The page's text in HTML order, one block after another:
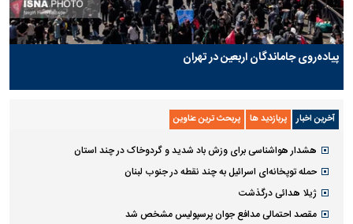
پیاده‌روی جاماندگان اربعین در تهران
آخرین اخبار پربازدید ها پربحث ترین عناوین
هشدار هواشناسی برای وزش باد شدید و گردوخاک در چند استان
حمله توپخانه‌ای اسرائیل به چند نقطه در جنوب لبنان
ژیلا هدائی درگذشت
مقصد احتمالی مدافع جوان پرسپولیس مشخص شد